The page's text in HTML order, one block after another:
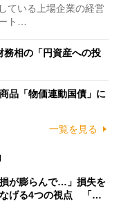
ている上場企業の経営
ト…
務相の「円資産への投
品「物価連動国債」に
一覧を見る
損が膨らんで…」損失を
なげる4つの視点 「…